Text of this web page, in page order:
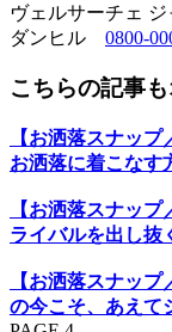
ヴェルサーチェ
ダンヒル 0800-
こちらの記事
【お洒落スナッ
お洒落に着こなす
【お洒落スナッ
ライバルを出し抜
【お洒落スナッ
の今こそ、あえて